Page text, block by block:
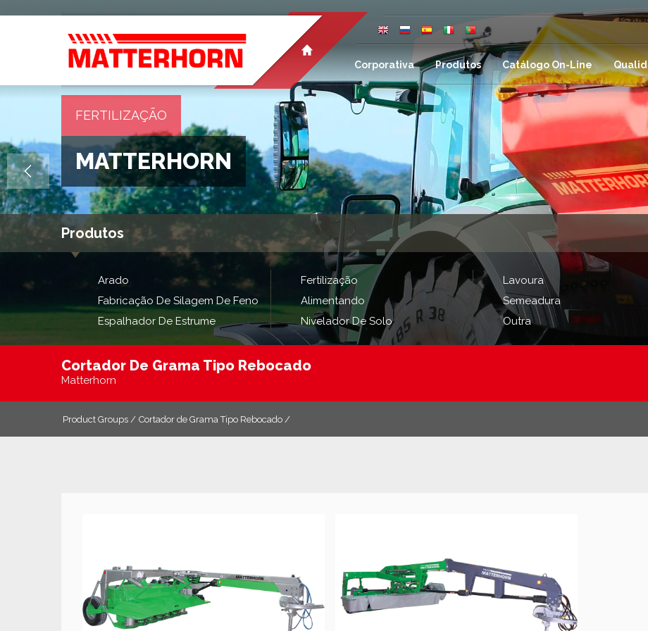
Corporativa Produtos Catálogo On-Line
FERTILIZAÇÃO
MATTERHORN
Produtos
Arado Fertilização Lavoura
Fabricação De Silagem De Feno
Alimentando Semeadura
Espalhador De Estrume
Nivelador De Solo Outra
Cortador De Grama Tipo Rebocado
Matterhorn
Product Groups / Cortador de Grama Tipo Rebocado /